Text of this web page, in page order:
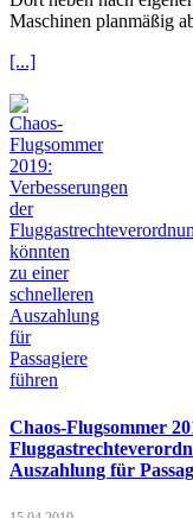
Maschinen planmäßig
[...]
Chaos-Flugsommer
Auszahlung für